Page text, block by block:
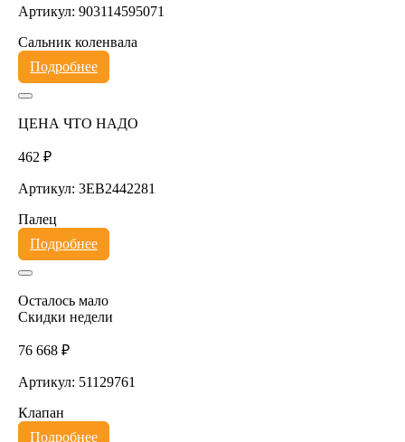
Артикул: 903114595071
Сальник коленвала
Подробнее
ЦЕНА ЧТО НАДО
462 ₽
Артикул: 3EB2442281
Палец
Подробнее
Осталось мало
Скидки недели
76 668 ₽
Артикул: 51129761
Клапан
Подробнее